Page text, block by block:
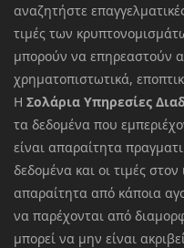
αναζητήστε
τιμές των
μπορούν να επηρεαστούν
χρηματοπιστωτικά,
Η Σολάρια Υπηρεσίες
τα δεδομένα που
είναι απαραίτητα
δεδομένα και οι τιμές
απαραίτητα από κάποια
να παρέχονται από
μπορεί να μην είναι